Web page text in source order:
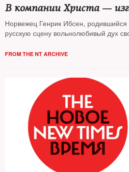
В компании Христа —
Норвежец Генрик Ибсен,
русскую сцену вольнолюбивый дух
FROM THE NT ARCHIVE